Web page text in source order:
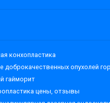
конхопластика
доброкачественных опухолей
гайморит
цены, отзывы